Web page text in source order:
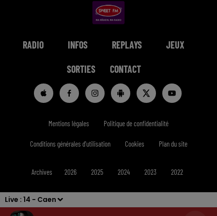
Live : 14 - Caen
RADIO INFOS REPLAYS JEUX
SORTIES CONTACT
Mentions légales Politique de confidentialité
Conditions générales d'utilisation Cookies Plan du site
Archives 2026 2025 2024 2023 2022